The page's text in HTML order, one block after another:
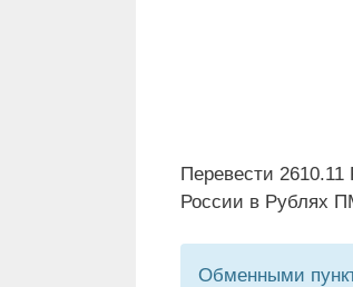
Перевести
России в Рублях
Обменными